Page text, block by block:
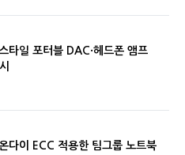
타일 포터블 DAC·헤드폰 앰프
다이 ECC 적용한 팀그룹 노트북